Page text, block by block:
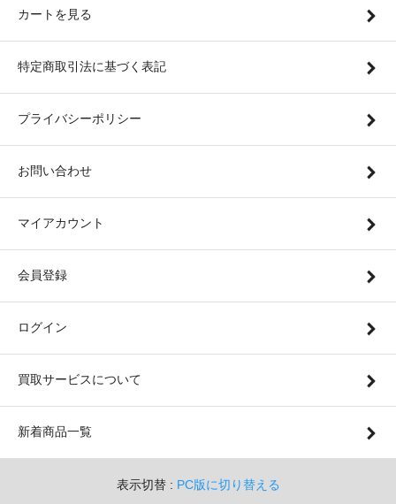
カートを見る
特定商取引法に基づく表記
プライバシーポリシー
お問い合わせ
マイアカウント
会員登録
ログイン
買取サービスについて
新着商品一覧
表示切替 : PC版に切り替える